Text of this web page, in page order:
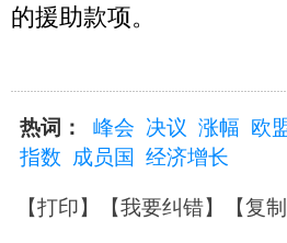
的援助款项。
热词： 峰会 决议 涨幅 欧
指数
成员国 经济增长
【打印】【我要纠错】【复